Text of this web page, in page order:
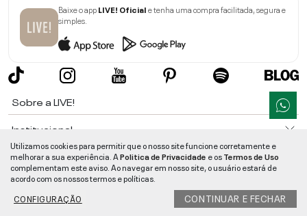
Baixe o appLIVE! Oficiale tenha uma compra facilitada, segura e
simples.
Sobre a LIVE!
Institucional
Informações
Ajuda
Utilizamos cookies para permitir que o nosso site funcione corretamente e
melhorar a sua experiência. APolitica de Privacidade e osTermos de Uso
complementam este aviso. Ao navegar em nosso site, o usuário estará de
acordo com os nossos termos e políticas.
CONFIGURAÇÃO
CONTINUAR E FECHAR